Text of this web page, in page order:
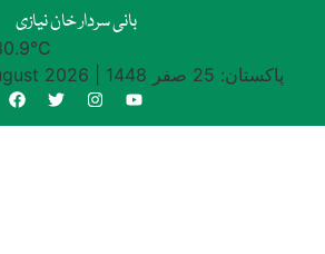
بانی سردار خان نیازی
2026
پاکستان: 25 صفر 1448